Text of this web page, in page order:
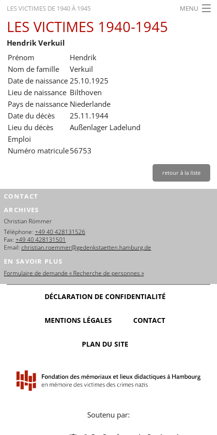
LES VICTIMES DE 1940 À 1945 MENU
ACCUEIL
ACTUALITÉS
EXPOSITIONS
HISTORIQUE
FORMATION
RECHERCHE
SERVICE
LES VICTIMES 1940-1945
Hendrik Verkuil
Prénom
Hendrik
Nom de famille
Verkuil
Date de naissance 25.10.1925
Lieu de naissance Bilthoven
Pays de naissance Niederlande
Date du décès
25.11.1944
Lieu du décès
Außenlager Ladelund
Emploi
Numéro matricule56753
retour à la liste
CONTACT
ARCHIVES
Christian Römmer
Téléphone: +49 40 428131526
Fax: +49 40 428131501
Email: christian.roemmer@gedenkstaetten.hamburg.de
EN SAVOIR PLUS
Formulaire de demande « Recherche de personnes »
DÉCLARATION DE CONFIDENTIALITÉ
MENTIONS LÉGALES CONTACT
PLAN DU SITE
Soutenu par: